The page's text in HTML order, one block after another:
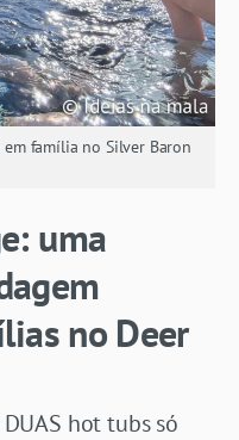
família no Silver Baron
uma
no Deer
DUAS hot tubs só